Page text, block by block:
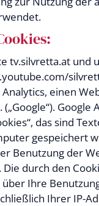
tv.silvretta.at und
einen
Google
das sind
gespeichert
Benutzung der
Die durch den
Ihre
Ihrer IP-